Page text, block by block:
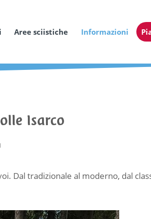
Aree sciistiche Informazioni
Isarco
Dal tradizionale al moderno, dal